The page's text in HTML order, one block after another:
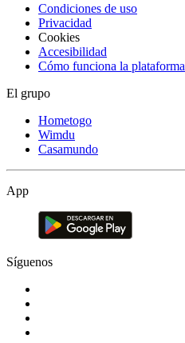
Condiciones de uso
Privacidad
Cookies
Accesibilidad
Cómo funciona la plataforma
El grupo
Hometogo
Wimdu
Casamundo
App
Síguenos